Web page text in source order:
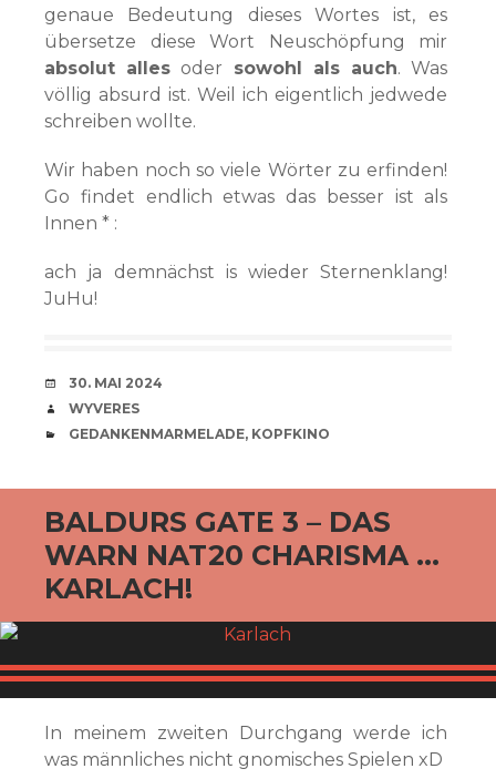
genaue Bedeutung dieses Wortes ist, es
übersetze diese Wort Neuschöpfung mir
absolut alles oder sowohl als auch. Was
völlig absurd ist. Weil ich eigentlich jedwede
schreiben wollte.
Wir haben noch so viele Wörter zu erfinden!
Go findet endlich etwas das besser ist als
Innen * :
ach ja demnächst is wieder Sternenklang!
JuHu!
VERABREDUNG
30. MAI 2024
VERFASSER
WYVERES
CATEGORIES
GEDANKENMARMELADE, KOPFKINO
BALDURS GATE 3 – DAS
WARN NAT20 CHARISMA …
KARLACH!
In meinem zweiten Durchgang werde ich
was männliches nicht gnomisches Spielen xD